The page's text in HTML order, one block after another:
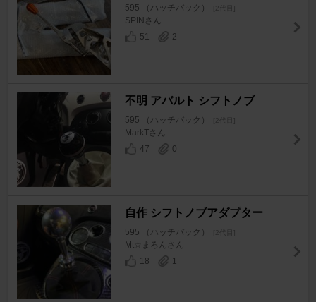
595 （ハッチバック） [2代目]
SPINさん
51
2
不明 アバルト シフトノブ
595 （ハッチバック） [2代目]
MarkTさん
47
0
自作 シフトノブアダプター
595 （ハッチバック） [2代目]
Mt☆まろんさん
18
1